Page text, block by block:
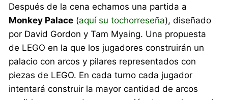
Después de la cena echamos una partida a
Monkey Palace (aquí su tochorreseña), diseñado
por David Gordon y Tam Myaing. Una propuesta
de LEGO en la que los jugadores construirán un
palacio con arcos y pilares representados con
piezas de LEGO. En cada turno cada jugador
intentará construir la mayor cantidad de arcos